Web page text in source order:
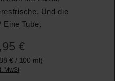
Und die
Eine Tube.
€
€ / 100 ml)
MwSt